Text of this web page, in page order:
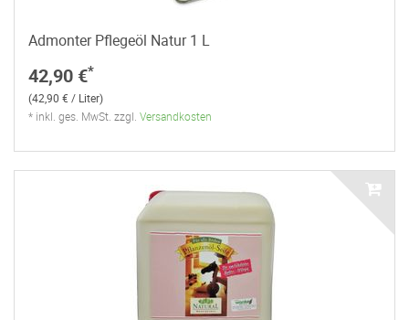
Admonter Pflegeöl Natur 1 L
42,90 €*
(42,90 € / Liter)
* inkl. ges. MwSt. zzgl. Versandkosten